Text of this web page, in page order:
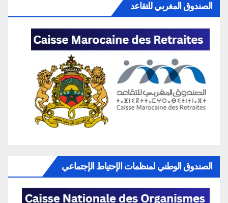
الصندوق المغربي للتقاعد
الصندوق الوطني لمنظمات الإحتياط الإجتماعي